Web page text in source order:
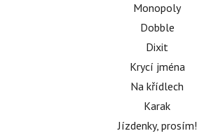
Monopoly
Dobble
Dixit
Krycí jména
Na křídlech
Karak
Jízdenky, prosím!